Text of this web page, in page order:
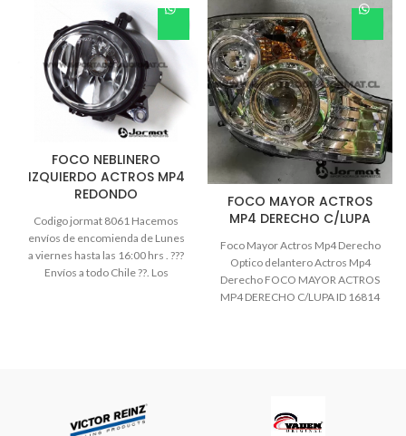
FOCO NEBLINERO
IZQUIERDO ACTROS MP4
REDONDO
Codigo jormat 8061 Hacemos
envíos de encomienda de Lunes
a viernes hasta las 16:00 hrs . ???
Envíos a todo Chile ??. Los
paga el cliente.
FOCO MAYOR ACTROS
MP4 DERECHO C/LUPA
Foco Mayor Actros Mp4 Derecho
Optico delantero Actros Mp4
Derecho FOCO MAYOR ACTROS
MP4 DERECHO C/LUPA ID 16814